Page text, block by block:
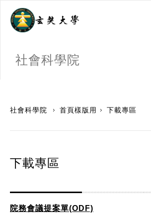
社會科學院
社會科學院 首頁樣版用 下載專區
下載專區
院務會議提案單(ODF)